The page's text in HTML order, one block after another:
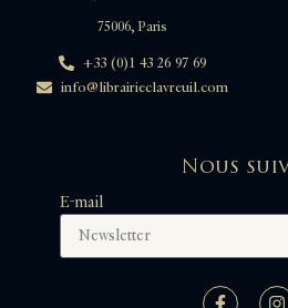
75006, Paris
+33 (0)1 43 26 97 69
info@librairieclavreuil.com
Nous
E-mail